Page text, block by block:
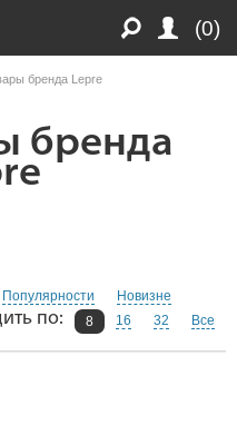
(0)
бренда Lepre
бренда
Популярности Новизне
по: 8 16 32 Все